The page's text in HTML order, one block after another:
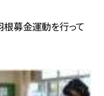
根募金運動を行って